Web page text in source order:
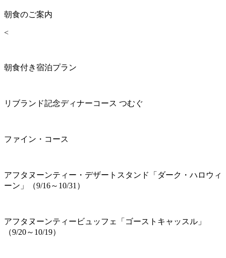
朝食のご案内
<
朝食付き宿泊プラン
リブランド記念ディナーコース つむぐ
ファイン・コース
アフタヌーンティー・デザートスタンド「ダーク・ハロウィ
ーン」（9/16～10/31）
アフタヌーンティービュッフェ「ゴーストキャッスル」
（9/20～10/19）